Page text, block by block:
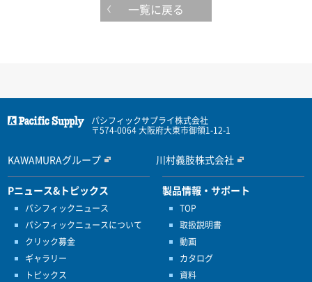
一覧に戻る
パシフィックサプライ株式会社
〒574-0064 大阪府大東市御領1-12-1
KAWAMURAグループ 川村義肢株式会社
Pニュース&トピックス
パシフィックニュース
パシフィックニュースについて
クリック募金
ギャラリー
トピックス
製品情報・サポート
TOP
取扱説明書
動画
カタログ
資料